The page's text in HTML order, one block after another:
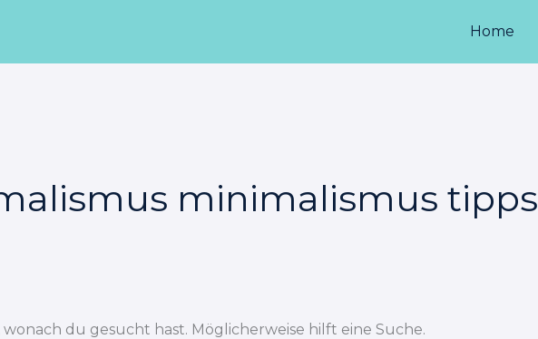
Home
minimalismus tipps
du gesucht hast. Möglicherweise hilft eine Suche.